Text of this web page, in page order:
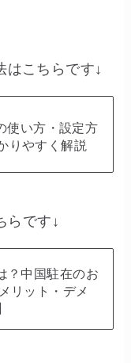
はこちらです↓
使い方・設定方
りやすく解説
らです↓
？中国駐在のお
リット・デメ